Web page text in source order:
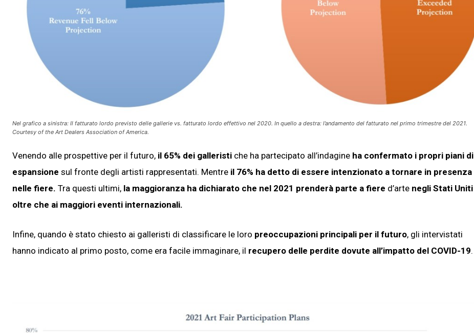
Nel grafico a sinistra: Il fatturato lordo previsto delle gallerie vs. fatturato lordo effettivo nel 2020. In quello a destra: l’andamento del fatturato nel primo trimestre del 2021.
Courtesy of the Art Dealers Association of America.
Venendo alle prospettive per il futuro, il 65% dei galleristi che ha partecipato all’indagine ha confermato i propri piani di
espansione sul fronte degli artisti rappresentati. Mentre il 76% ha detto di essere intenzionato a tornare in presenza
nelle fiere. Tra questi ultimi, la maggioranza ha dichiarato che nel 2021 prenderà parte a fiere d’arte negli Stati Uniti
oltre che ai maggiori eventi internazionali.
Infine, quando è stato chiesto ai galleristi di classificare le loro preoccupazioni principali per il futuro, gli intervistati
hanno indicato al primo posto, come era facile immaginare, il recupero delle perdite dovute all’impatto del COVID-19.